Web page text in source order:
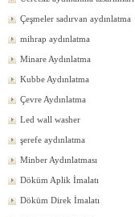
Çeşmeler sadırvan aydınlatma
mihrap aydınlatma
Minare Aydınlatma
Kubbe Aydınlatma
Çevre Aydınlatma
Led wall washer
şerefe aydınlatma
Minber Aydınlatması
Döküm Aplik İmalatı
Döküm Direk İmalatı